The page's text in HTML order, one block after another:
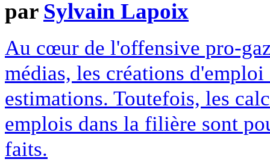
par Sylvain Lapoix
Au cœur de l'offensive pro-
médias, les créations
estimations. Toutefois, les
emplois dans la filière sont
faits.